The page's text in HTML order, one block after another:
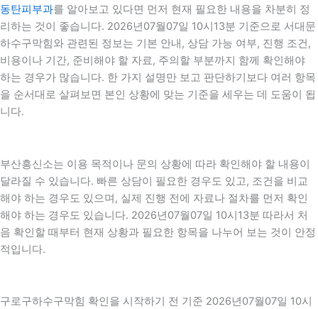
동탄피부과를 알아보고 있다면 먼저 현재 필요한 내용을 차분히 정
리하는 것이 좋습니다. 2026년07월07일 10시13분 기준으로 서대문
하수구막힘와 관련된 정보는 기본 안내, 상담 가능 여부, 진행 조건,
비용이나 기간, 준비해야 할 자료, 주의할 부분까지 함께 확인해야
하는 경우가 많습니다. 한 가지 설명만 보고 판단하기보다 여러 항목
을 순서대로 살펴보면 본인 상황에 맞는 기준을 세우는 데 도움이 됩
니다.
부산흥신소는 이용 목적이나 문의 상황에 따라 확인해야 할 내용이
달라질 수 있습니다. 빠른 상담이 필요한 경우도 있고, 조건을 비교
해야 하는 경우도 있으며, 실제 진행 전에 자료나 절차를 먼저 확인
해야 하는 경우도 있습니다. 2026년07월07일 10시13분 따라서 처
음 확인할 때부터 현재 상황과 필요한 항목을 나누어 보는 것이 안정
적입니다.
구로구하수구막힘 확인을 시작하기 전 기준 2026년07월07일 10시